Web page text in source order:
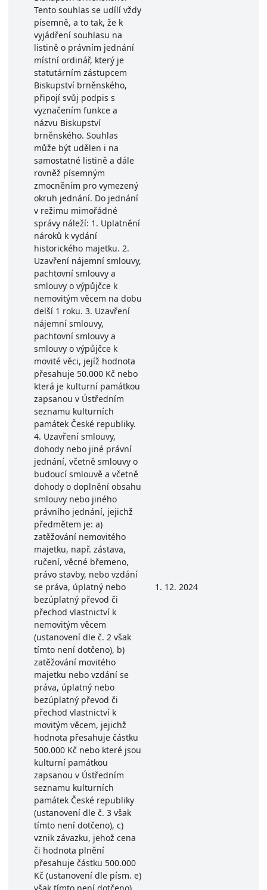
Tento souhlas se udílí vždy
písemně, a to tak, že k
vyjádření souhlasu na
listině o právním jednání
místní ordinář, který je
statutárním zástupcem
Biskupství brněnského,
připojí svůj podpis s
vyznačením funkce a
názvu Biskupství
brněnského. Souhlas
může být udělen i na
samostatné listině a dále
rovněž písemným
zmocněním pro vymezený
okruh jednání. Do jednání
v režimu mimořádné
správy náleží: 1. Uplatnění
nároků k vydání
historického majetku. 2.
Uzavření nájemní smlouvy,
pachtovní smlouvy a
smlouvy o výpůjčce k
nemovitým věcem na dobu
delší 1 roku. 3. Uzavření
nájemní smlouvy,
pachtovní smlouvy a
smlouvy o výpůjčce k
movité věci, jejíž hodnota
přesahuje 50.000 Kč nebo
která je kulturní památkou
zapsanou v Ústředním
seznamu kulturních
památek České republiky.
4. Uzavření smlouvy,
dohody nebo jiné právní
jednání, včetně smlouvy o
budoucí smlouvě a včetně
dohody o doplnění obsahu
smlouvy nebo jiného
právního jednání, jejichž
předmětem je: a)
zatěžování nemovitého
majetku, např. zástava,
ručení, věcné břemeno,
právo stavby, nebo vzdání
se práva, úplatný nebo
bezúplatný převod či
přechod vlastnictví k
nemovitým věcem
(ustanovení dle č. 2 však
tímto není dotčeno), b)
zatěžování movitého
majetku nebo vzdání se
práva, úplatný nebo
bezúplatný převod či
přechod vlastnictví k
movitým věcem, jejichž
hodnota přesahuje částku
500.000 Kč nebo které jsou
kulturní památkou
zapsanou v Ústředním
seznamu kulturních
památek České republiky
(ustanovení dle č. 3 však
tímto není dotčeno), c)
vznik závazku, jehož cena
či hodnota plnění
přesahuje částku 500.000
Kč (ustanovení dle písm. e)
1. 12. 2024